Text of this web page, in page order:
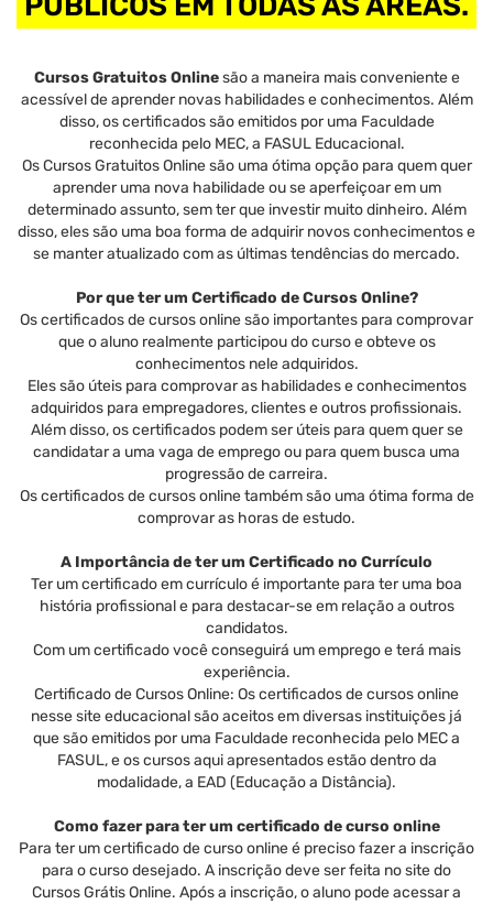
Cursos Gratuitos Onlinesão a maneira mais conveniente e
acessível de aprender novas habilidades e conhecimentos. Além
disso, os certificados são emitidos por uma Faculdade
reconhecida pelo MEC, a FASUL Educacional.
Os Cursos Gratuitos Online são uma ótima opção para quem quer
aprender uma nova habilidade ou se aperfeiçoar em um
determinado assunto, sem ter que investir muito dinheiro. Além
disso, eles são uma boa forma de adquirir novos conhecimentos e
se manter atualizado com as últimas tendências do mercado.
Por que ter um Certificado de Cursos Online?
Os certificados de cursos online são importantes para comprovar
que o aluno realmente participou do curso e obteve os
conhecimentos nele adquiridos.
Eles são úteis para comprovar as habilidades e conhecimentos
adquiridos para empregadores, clientes e outros profissionais.
Além disso, os certificados podem ser úteis para quem quer se
candidatar a uma vaga de emprego ou para quem busca uma
progressão de carreira.
Os certificados de cursos online também são uma ótima forma de
comprovar as horas de estudo.
A Importância de ter um Certificado no Currículo
Ter um certificado em currículo é importante para ter uma boa
história profissional e para destacar-se em relação a outros
candidatos.
Com um certificado você conseguirá um emprego e terá mais
experiência.
Certificado de Cursos Online: Os certificados de cursos online
nesse site educacional são aceitos em diversas instituições já
que são emitidos por uma Faculdade reconhecida pelo MEC a
FASUL, e os cursos aqui apresentados estão dentro da
modalidade, a EAD (Educação a Distância).
Como fazer para ter um certificado de curso online
Para ter um certificado de curso online é preciso fazer a inscrição
para o curso desejado. A inscrição deve ser feita no site do
Cursos Grátis Online. Após a inscrição, o aluno pode acessar a